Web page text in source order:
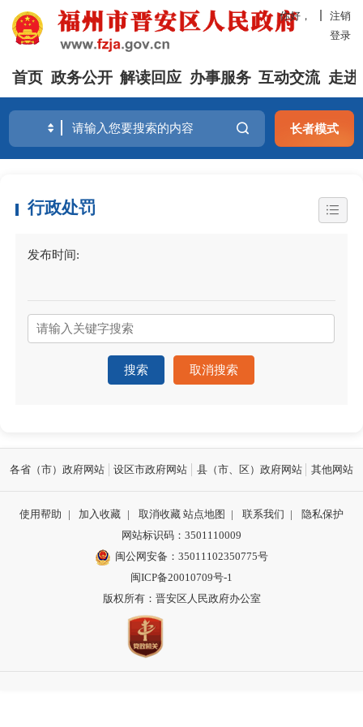
你好，
注销
登录
首页 政务公开 解读回应 办事服务 互动交流 走进
长者模式
行政处罚
发布时间:
搜索 取消搜索
各省（市）政府网站 设区市政府网站 县（市、区）政府网站 其他网站
使用帮助 | 加入收藏 | 取消收藏 站点地图 | 联系我们 |
隐私保护
网站标识码：3501110009
闽公网安备：35011102350775号
闽ICP备20010709号-1
版权所有：晋安区人民政府办公室